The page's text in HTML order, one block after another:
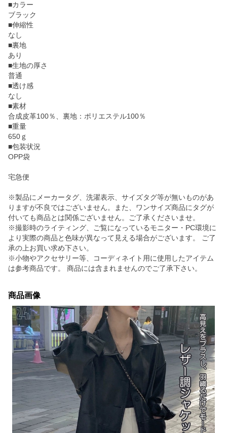
■カラー
ブラック
■伸縮性
なし
■裏地
あり
■生地の厚さ
普通
■透け感
なし
■素材
合成皮革100％、裏地：ポリエステル100％
■重量
650ｇ
■包装状況
OPP袋
宅急便
※製品にメーカータグ、洗濯表示、サイズタグ等が無いものがあ
りますが不良ではございません。また、ワンサイズ商品にタグが
付いても商品とは関係ございません。ご了承くださいませ。
※撮影時のライティング、ご覧になっているモニター・PC環境に
より実際の商品と色味が異なって見える場合がございます。 ご了
承の上お買い求め下さい。
※小物やアクセサリー等、コーディネイト用に使用したアイテム
は参考商品です。 商品には含まれませんのでご了承下さい。
商品画像